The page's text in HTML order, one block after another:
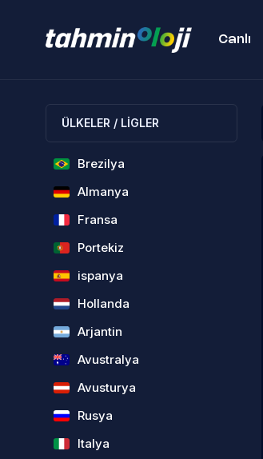
Canlı
ÜLKELER / LİGLER
Brezilya
Almanya
Fransa
Portekiz
ispanya
Hollanda
Arjantin
Avustralya
Avusturya
Rusya
Italya